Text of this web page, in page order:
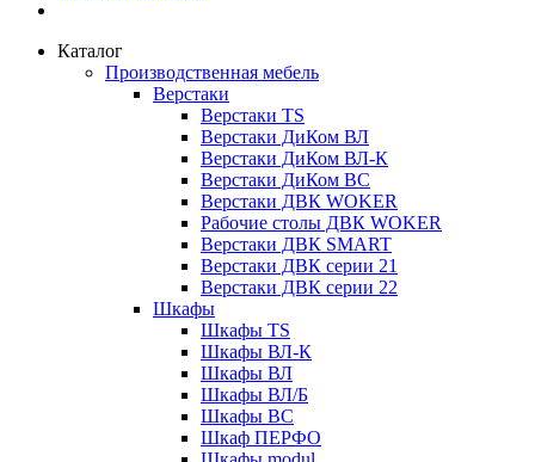
Каталог
Производственная мебель
Верстаки
Верстаки TS
Верстаки ДиКом ВЛ
Верстаки ДиКом ВЛ-К
Верстаки ДиКом ВС
Верстаки ДВК WOKER
Рабочие столы ДВК WOKER
Верстаки ДВК SMART
Верстаки ДВК серии 21
Верстаки ДВК серии 22
Шкафы
Шкафы TS
Шкафы ВЛ-К
Шкафы ВЛ
Шкафы ВЛ/Б
Шкафы ВС
Шкаф ПЕРФО